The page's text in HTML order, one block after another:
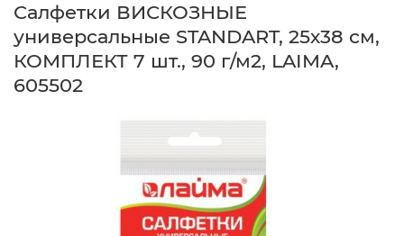
Салфетки ВИСКОЗНЫЕ
универсальные STANDART, 25х38 см,
КОМПЛЕКТ 7 шт., 90 г/м2, LAIMA,
605502